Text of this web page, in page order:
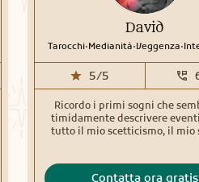
David
Tarocchi.Medianità.Veggenza.
5/5
Ricordo i primi sogni che
timidamente descrivere
tutto il mio scetticismo, il mio
Si può farlo senza essere
Contatta ora gratis